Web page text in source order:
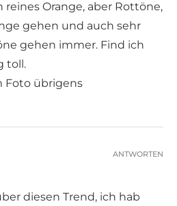
Orange, aber Rottöne,
gehen und auch sehr
gehen immer. Find ich
toll.
Foto übrigens
diesen Trend, ich hab
ANTWORTEN